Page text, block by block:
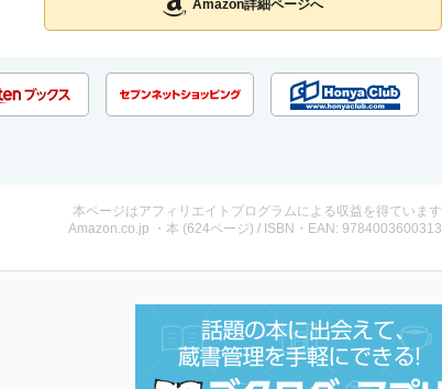
Amazon詳細ページへ
本ページはアフィリエイトプログラムによる収益を得ています
Amazon.co.jp ・本 (624ページ) / ISBN・EAN: 9784003600313